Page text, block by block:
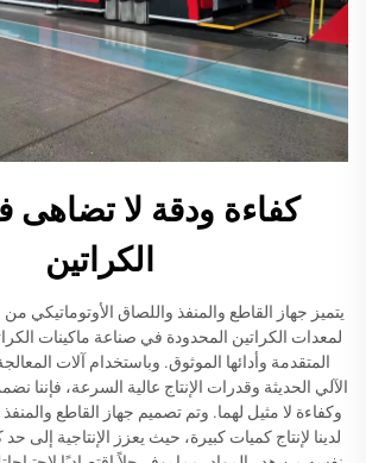
كفاءة ودقة لا تضاهى
الكراتين
يتميز جهاز القاطع والمنفذ واللصاق الأوتوماتيكي
لمعدات الكراتين المحدودة في صناعة ماكينات
المتقدمة وأدائها الموثوق. وباستخدام آلات
الآلي الحديثة وقدرات الإنتاج عالية السرعة، فإننا
وكفاءة لا مثيل لهما. وتم تصميم جهاز القاطع
لدينا لإنتاج كميات كبيرة، حيث يعزز الإنتاجية إلى